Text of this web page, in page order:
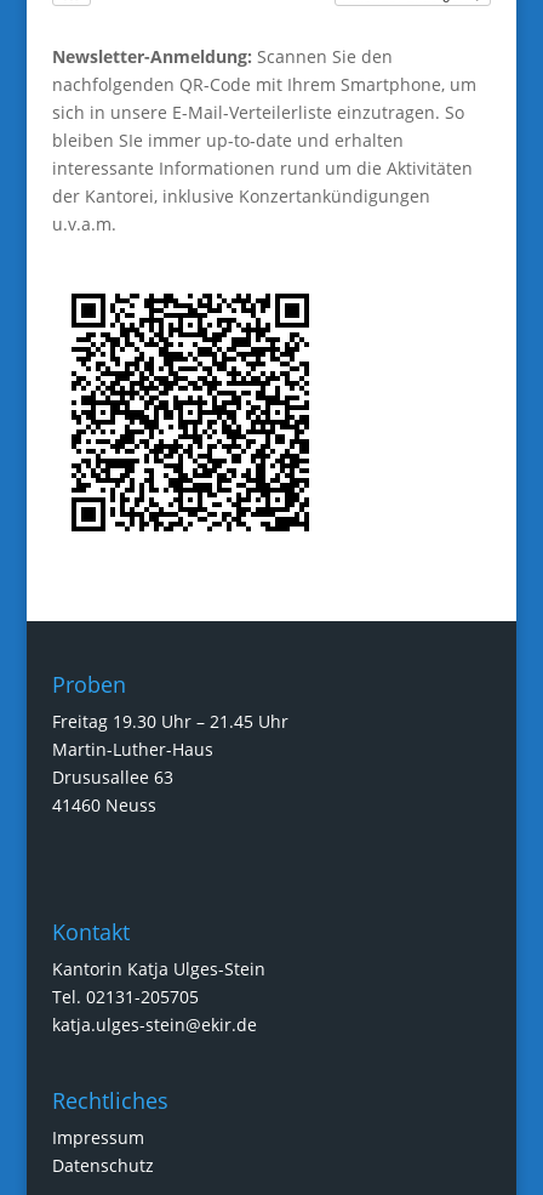
Newsletter-Anmeldung: Scannen Sie den
nachfolgenden QR-Code mit Ihrem Smartphone, um
sich in unsere E-Mail-Verteilerliste einzutragen. So
bleiben SIe immer up-to-date und erhalten
interessante Informationen rund um die Aktivitäten
der Kantorei, inklusive Konzertankündigungen
u.v.a.m.
Proben
Freitag 19.30 Uhr – 21.45 Uhr
Martin-Luther-Haus
Drususallee 63
41460 Neuss
Kontakt
Kantorin Katja Ulges-Stein
Tel. 02131-205705
katja.ulges-stein@ekir.de
Rechtliches
Impressum
Datenschutz